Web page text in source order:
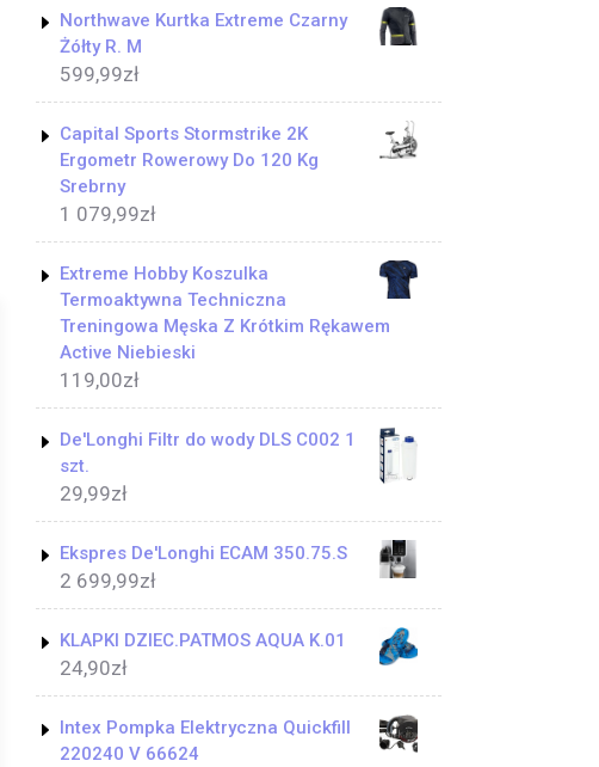
Northwave Kurtka Extreme Czarny
Żółty R. M
599,99zł
Capital Sports Stormstrike 2K
Ergometr Rowerowy Do 120 Kg
Srebrny
1 079,99zł
Extreme Hobby Koszulka
Termoaktywna Techniczna
Treningowa Męska Z Krótkim Rękawem
Active Niebieski
119,00zł
De'Longhi Filtr do wody DLS C002 1
szt.
29,99zł
Ekspres De'Longhi ECAM 350.75.S
2 699,99zł
KLAPKI DZIEC.PATMOS AQUA K.01
24,90zł
Intex Pompka Elektryczna Quickfill
220240 V 66624